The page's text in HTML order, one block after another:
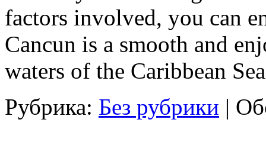
factors involved, you can
Cancun is a smooth and
waters of the Caribbean
Рубрика: Без рубрики |